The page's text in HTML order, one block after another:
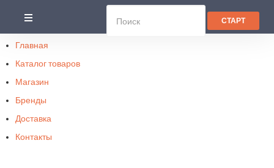
Главная
Каталог товаров
Магазин
Бренды
Доставка
Контакты